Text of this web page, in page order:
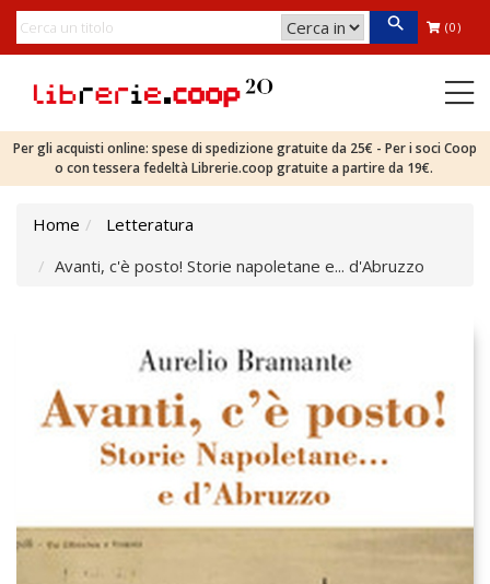
(0)
Per gli acquisti online: spese di spedizione gratuite da 25€ - Per i soci Coop
o con tessera fedeltà Librerie.coop gratuite a partire da 19€.
Home
Letteratura
Avanti, c'è posto! Storie napoletane e... d'Abruzzo